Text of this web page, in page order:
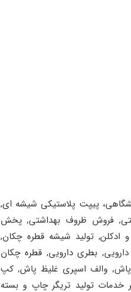
پیپت پلاستیکی شیشه ای,
فروش ظروف بهداشتی, پخش
ادکلن, تولید شیشه قطره چکان,
بطری دارویی, قطره چکان
پاش, والف اسپری غلیظ پاش, کپ
خدمات تولید تریگر چاپ و بسته